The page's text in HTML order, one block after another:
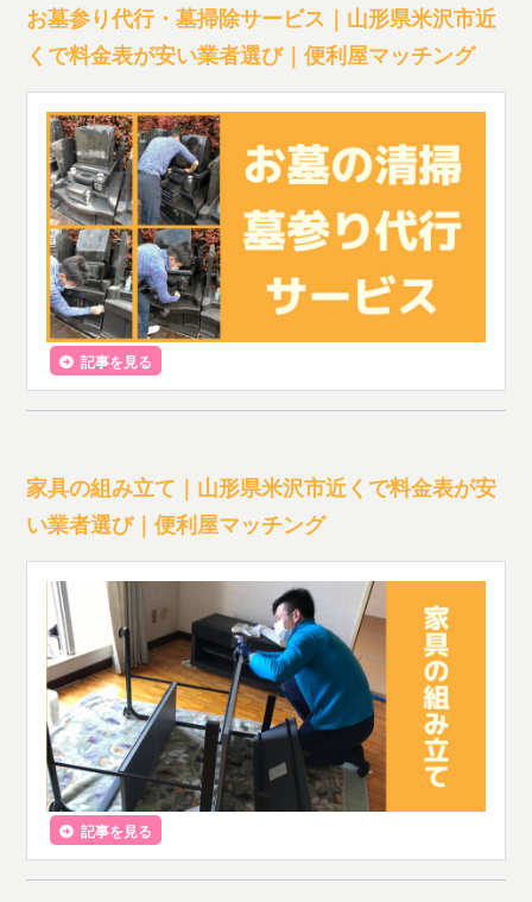
お墓参り代行・墓掃除サービス｜山形県米沢市近
くで料金表が安い業者選び｜便利屋マッチング
記事を見る
家具の組み立て｜山形県米沢市近くで料金表が安
い業者選び｜便利屋マッチング
記事を見る